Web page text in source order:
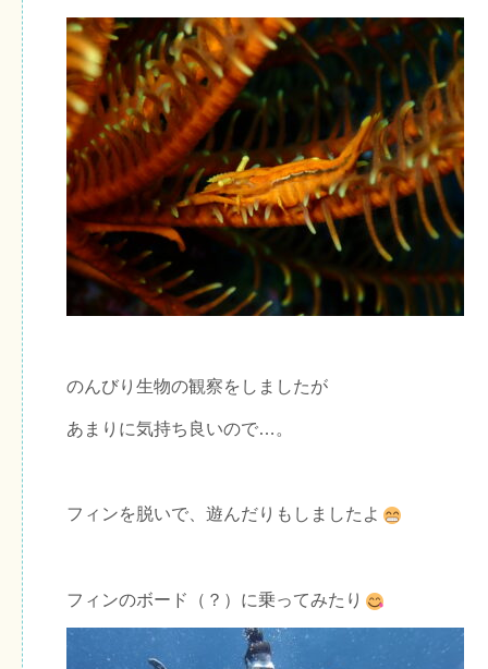
のんびり生物の観察をしましたが
あまりに気持ち良いので…。
フィンを脱いで、遊んだりもしましたよ
フィンのボード（？）に乗ってみたり